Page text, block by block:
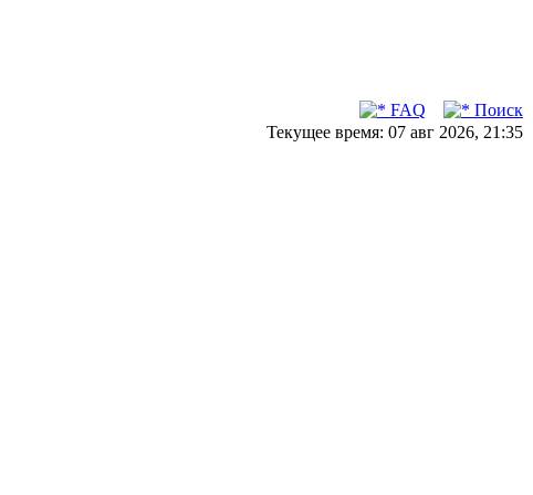
FAQ
Поиск
Текущее время: 07 авг 2026, 21:35